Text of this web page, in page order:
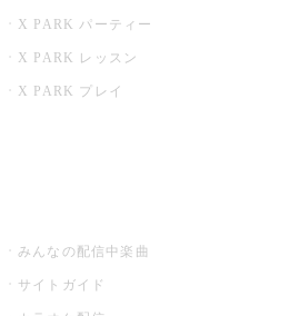
X PARK パーティー
X PARK レッスン
X PARK プレイ
みんなの配信中楽曲
サイトガイド